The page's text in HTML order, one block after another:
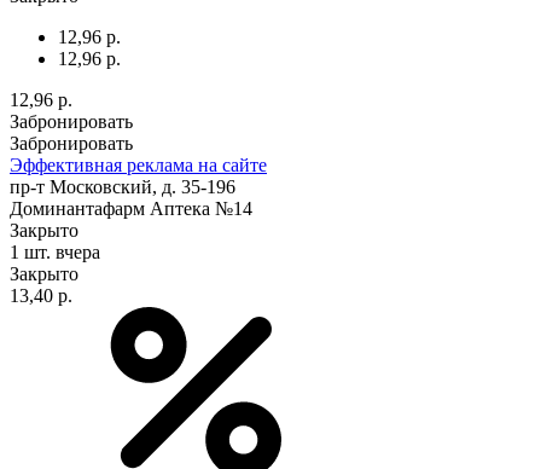
12,96 р.
12,96 р.
12,96 р.
Забронировать
Забронировать
Эффективная реклама на сайте
пр-т Московский, д. 35-196
Доминантафарм Аптека №14
Закрыто
1 шт. вчера
Закрыто
13,40 р.